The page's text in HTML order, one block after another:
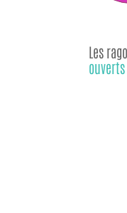
Les